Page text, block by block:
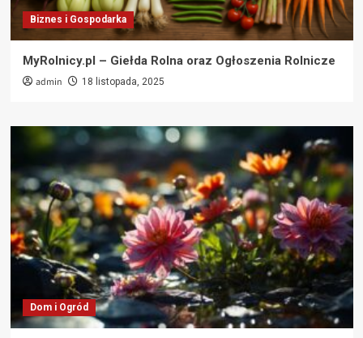
Biznes i Gospodarka
MyRolnicy.pl – Giełda Rolna oraz Ogłoszenia Rolnicze
admin 18 listopada, 2025
Dom i Ogród